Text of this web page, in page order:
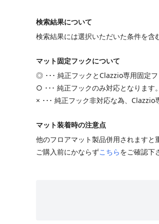
検索結果について
検索結果には選択いただいた条件を含
マット固定フックについて
◎ ･･･ 純正フックとClazzio専用固定フ
○ ･･･ 純正フックのみ対応となります。
× ･･･ 純正フック非対応な為、Clazzio
マット装着時の注意点
他のフロアマット製品併用されますと
ご購入前にかならずこちらをご確認下